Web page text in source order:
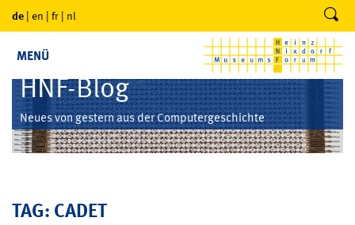
de | en | fr | nl
MENÜ
HNF-Blog
Neues von gestern aus der Computergeschichte
TAG: CADET